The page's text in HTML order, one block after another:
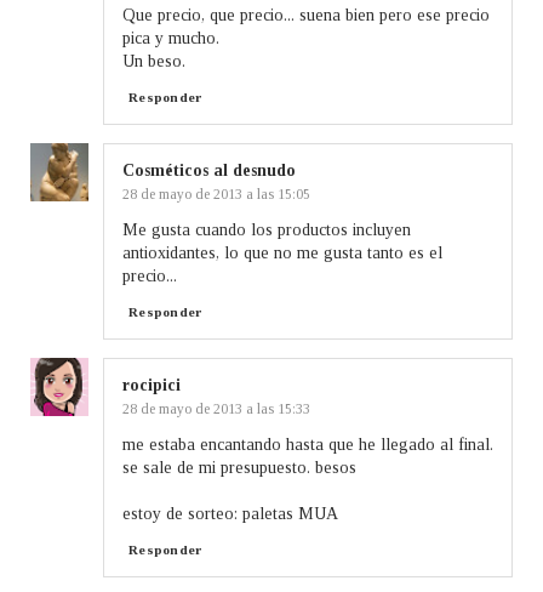
Que precio, que precio... suena bien pero ese precio
pica y mucho.
Un beso.
Responder
Cosméticos al desnudo
28 de mayo de 2013 a las 15:05
Me gusta cuando los productos incluyen
antioxidantes, lo que no me gusta tanto es el
precio...
Responder
rocipici
28 de mayo de 2013 a las 15:33
me estaba encantando hasta que he llegado al final.
se sale de mi presupuesto. besos
estoy de sorteo: paletas MUA
Responder